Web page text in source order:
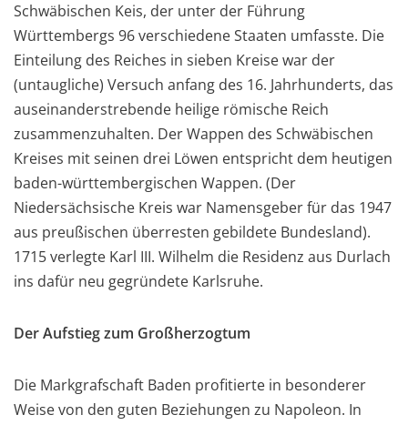
Schwäbischen Keis, der unter der Führung
Württembergs 96 verschiedene Staaten umfasste. Die
Einteilung des Reiches in sieben Kreise war der
(untaugliche) Versuch anfang des 16. Jahrhunderts, das
auseinanderstrebende heilige römische Reich
zusammenzuhalten. Der Wappen des Schwäbischen
Kreises mit seinen drei Löwen entspricht dem heutigen
baden-württembergischen Wappen. (Der
Niedersächsische Kreis war Namensgeber für das 1947
aus preußischen überresten gebildete Bundesland).
1715 verlegte Karl III. Wilhelm die Residenz aus Durlach
ins dafür neu gegründete Karlsruhe.
Der Aufstieg zum Großherzogtum
Die Markgrafschaft Baden profitierte in besonderer
Weise von den guten Beziehungen zu Napoleon. In